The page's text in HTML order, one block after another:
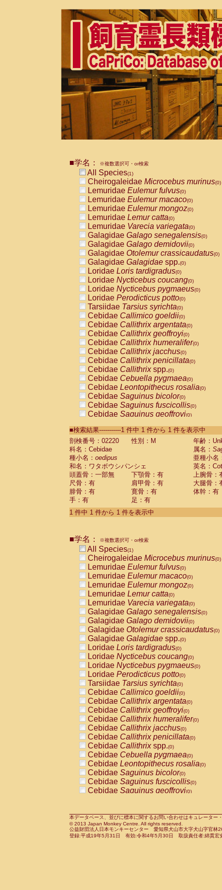
■学名： ※複数選択可・or検索
All Species(1)
Cheirogaleidae Microcebus murinus(0)
Lemuridae Eulemur fulvus(0)
Lemuridae Eulemur macaco(0)
Lemuridae Eulemur mongoz(0)
Lemuridae Lemur catta(0)
Lemuridae Varecia variegata(0)
Galagidae Galago senegalensis(0)
Galagidae Galago demidovii(0)
Galagidae Otolemur crassicaudatus(0)
Galagidae Galagidae spp.(0)
Loridae Loris tardigradus(0)
Loridae Nycticebus coucang(0)
Loridae Nycticebus pygmaeus(0)
Loridae Perodicticus potto(0)
Tarsiidae Tarsius syrichta(0)
Cebidae Callimico goeldii(0)
Cebidae Callithrix argentata(0)
Cebidae Callithrix geoffroyi(0)
Cebidae Callithrix humeralifer(0)
Cebidae Callithrix jacchus(0)
Cebidae Callithrix penicillata(0)
Cebidae Callithrixspp.(0)
Cebidae Cebuella pygmaea(0)
Cebidae Leontopithecus rosalia(0)
Cebidae Saguinus bicolor(0)
Cebidae Saguinus fuscicollis(0)
Cebidae Saguinus geoffroyi(0)
CebidaeSaguinus labiatus(0)
Cebidae Saguinus leucopus (0)
Cebidae
Cebidae
CebidaeSaguinus nigricollis (0)
Cebidae Saguinus oedipus
Cebidae Saguinus weddelli
Cebidae Saguinusspp.
Cebidae Aotus trivirgatus
Cebidae Cebus albifrons
CebidaeCebus nigrivittatus
CebidaeCebus
CebidaeSaimiri boliviensis(0)
CebidaeSaimiri sciureus(0)
AtelidaeAlouatta caraya(0)
AtelidaeAlouatta fusca(0)
AtelidaeAlouatta seniculus
AtelidaeAlouattaspp.(0)
AtelidaeAteles belzebuth(0)
AtelidaeAteles geoffroyi(0)
AtelidaeAteles paniscus(0)
AtelidaeAtelesspp.(0)
Atelidae Lagothrix lagothricha
AtelidaeLagothrix lagothricha cana
PitheciidaeCacajao calvus
PitheciidaeCallicebus cupreus
PitheciidaeCallicebus donacophilus
PitheciidaeCallicebus moloch
PitheciidaeCallicebus torquatus
PitheciidaeCallicebusspp.(0)
PitheciidaeChiropotes satanas(0)
PitheciidaePithecia monachus
PitheciidaePithecia pithecia(0)
CercopithecidaeCercocebus agilis
CercopithecidaeCercocebus
CercopithecidaeCercocebus
CercopithecidaeCercocebus
CercopithecidaeCercocebus
CercopithecidaeCercocebushybrid
CercopithecidaePapio anubis(0)
CercopithecidaePapio cynocephalus
CercopithecidaePapio hamadryas(0)
■検索結果-----------1 件中 1 件から 1 件を表示中
剖検番号：02220
性別：M
年齢：
科名：Cebidae
属名：
種小名： oedipus
亜種小名
和名：ワタボウシパンシェ
英名：
頭蓋骨：一部無
下顎骨：有
上腕骨：
尺骨：有
肩甲骨：有
大腿骨：
腓骨：有
寛骨：有
体幹：有
手：有
足：有
1 件中 1 件から 1 件を表示中
■学名： ※複数選択可・or検索
All Species(1)
Cheirogaleidae Microcebus murinus(0)
Lemuridae Eulemur fulvus(0)
Lemuridae Eulemur macaco(0)
Lemuridae Eulemur mongoz(0)
Lemuridae Lemur catta(0)
Lemuridae Varecia variegata(0)
Galagidae Galago senegalensis(0)
Galagidae Galago demidovii(0)
Galagidae Otolemur crassicaudatus(0)
Galagidae Galagidae spp.(0)
Loridae Loris tardigradus(0)
Loridae Nycticebus coucang(0)
Loridae Nycticebus pygmaeus(0)
Loridae Perodicticus potto(0)
Tarsiidae Tarsius syrichta(0)
Cebidae Callimico goeldii(0)
Cebidae Callithrix argentata(0)
Cebidae Callithrix geoffroyi(0)
Cebidae Callithrix humeralifer(0)
Cebidae Callithrix jacchus(0)
Cebidae Callithrix penicillata(0)
Cebidae Callithrixspp.(0)
Cebidae Cebuella pygmaea(0)
Cebidae Leontopithecus rosalia(0)
Cebidae Saguinus bicolor(0)
Cebidae Saguinus fuscicollis(0)
Cebidae Saguinus geoffroyi(0)
CebidaeSaguinus leucopus(0)
CebidaeSaguinus midas(0)
Cebidae Saguinus mystax(0)
本データベース、並びに標本に関するお問い合わせはキュレータ
© 2013 Japan Monkey Centre. All rights reserved.
公益財団法人日本モンキーセンター 愛知県犬山市大字犬山字官
登録:平成19年5月31日 有効:令和4年5月30日 取扱責任者:綿貫宏